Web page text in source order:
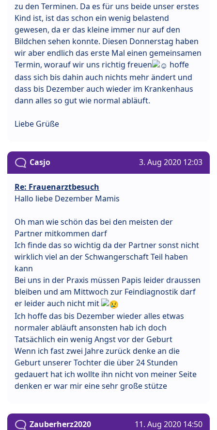
zu den Terminen. Da es für uns beide unser erstes
Kind ist, ist das schon ein wenig belastend
gewesen, da er das kleine immer nur auf den
Bildchen sehen konnte. Diesen Donnerstag haben
wir aber endlich das erste Mal einen gemeinsamen
Termin, worauf wir uns richtig freuen
hoffe
dass sich bis dahin auch nichts mehr ändert und
dass bis Dezember auch wieder im Krankenhaus
dann alles so gut wie normal abläuft.
Liebe Grüße
Casjo 3. Aug 2020 12:03
Re: Frauenarztbesuch
Hallo liebe Dezember Mamis
Oh man wie schön das bei den meisten der
Partner mitkommen darf
Ich finde das so wichtig da der Partner sonst nicht
wirklich viel an der Schwangerschaft Teil haben
kann
Bei uns in der Praxis müssen Papis leider draussen
bleiben und am Mittwoch zur Feindiagnostik darf
er leider auch nicht mit
Ich hoffe das bis Dezember wieder alles etwas
normaler abläuft ansonsten hab ich doch
Tatsächlich ein wenig Angst vor der Geburt
Wenn ich fast zwei Jahre zurück denke an die
Geburt unserer Tochter die über 24 Stunden
gedauert hat ich wollte ihn nicht von meiner Seite
denken er war mir eine sehr große stütze
Zauberherz2020 11. Aug 2020 14:50